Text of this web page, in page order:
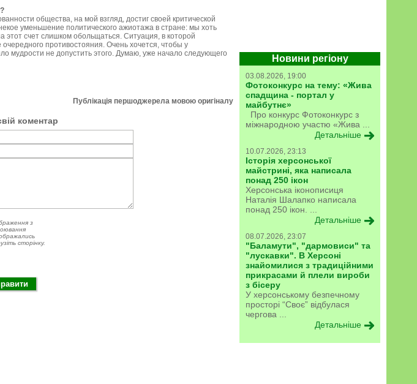
Новини регіону
03.08.2026, 19:00
Фотоконкурс на тему: «Жива
спадщина - портал у
майбутнє»
Про конкурс Фотоконкурс з
міжнародною участю «Жива ...
Детальніше
10.07.2026, 23:13
Історія херсонської
майстрині, яка написала
понад 250 ікон
Херсонська іконописиця
Наталія Шалапко написала
понад 250 ікон. ...
Детальніше
08.07.2026, 23:07
"Баламути", "дармовиси" та
"лускавки". В Херсоні
знайомилися з традиційними
прикрасами й плели вироби
з бісеру
У херсонському безпечному
просторі “Своє” відбулася
чергова ...
Детальніше
общества, на мой взгляд, достиг своей критической
уменьшение политического ажиотажа в стране: мы хоть
этот счет слишком обольщаться. Ситуация, в которой
противостояния. Очень хочется, чтобы у
мудрости не допустить этого. Думаю, уже начало следующего
Публікація першоджерела мовою оригіналу
коментар
з
сторінку.